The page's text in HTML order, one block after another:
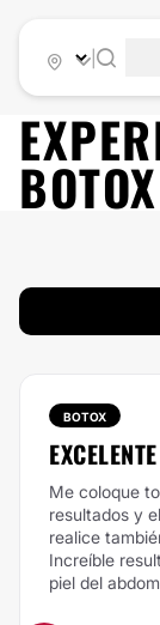
BOTOX
BOTOX
Me coloque
resultados y
realice
Increíble
piel del